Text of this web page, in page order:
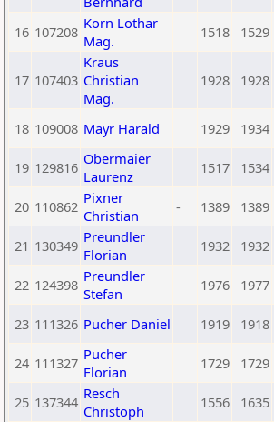
16 107208 Korn Lothar
Mag.
1518 1529
17 107403
Kraus
Christian
Mag.
1928 1928
18 109008 Mayr Harald 1929 1934
19 129816 Obermaier
Laurenz
1517 1534
20 110862 Pixner
Christian
- 1389 1389
21 130349 Preundler
Florian
1932 1932
22 124398 Preundler
Stefan
1976 1977
23 111326 Pucher Daniel 1919 1918
24 111327 Pucher
Florian
1729 1729
25 137344 Resch
Christoph
1556 1635